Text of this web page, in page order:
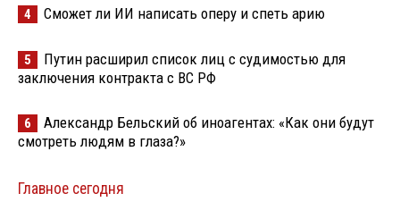
4 Сможет ли ИИ написать оперу и спеть арию
5
Путин расширил список лиц с судимостью для
заключения контракта с ВС РФ
6
Александр Бельский об иноагентах: «Как они будут
смотреть людям в глаза?»
Главное сегодня